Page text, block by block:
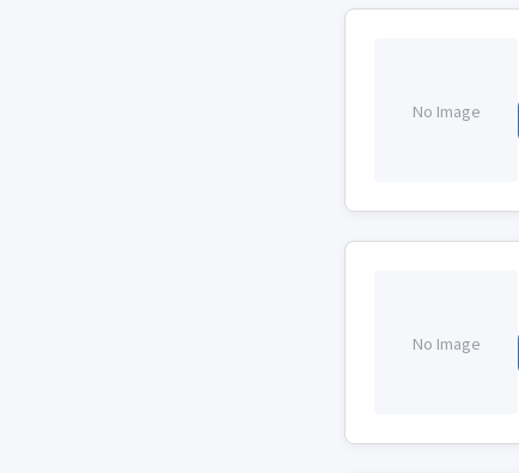
No Image
No Image